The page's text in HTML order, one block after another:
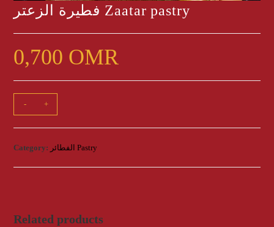
فطيرة الزعتر Zaatar pastry
0,700 OMR
الزعتر
Zaatar
pastry
- +
Category: الفطائر Pastry
Related products